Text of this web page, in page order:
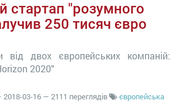
стартап "розумного
250 тисяч євро
від двох європейських компаній:
2020"
2018-03-16 — 2111 переглядів
європейська